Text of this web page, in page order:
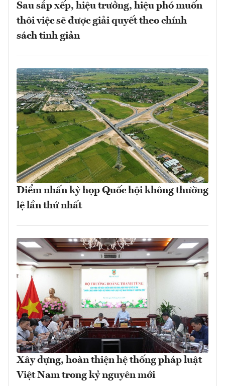
Sau sắp xếp, hiệu trưởng, hiệu phó muốn
thôi việc sẽ được giải quyết theo chính
sách tinh giản
Điểm nhấn kỳ họp Quốc hội không thường
lệ lần thứ nhất
Xây dựng, hoàn thiện hệ thống pháp luật
Việt Nam trong kỷ nguyên mới